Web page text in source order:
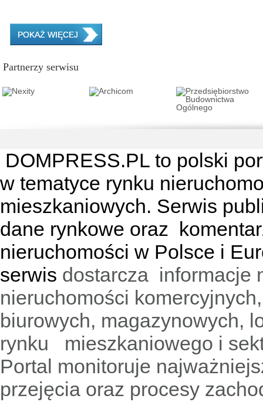
POKAŻ WIĘCEJ
Partnerzy serwisu
DOMPRESS.PL to polski
w tematyce rynku
mieszkaniowych. Serwis
dane rynkowe oraz
nieruchomości w Polsce i
serwis dostarcza informacje
nieruchomości
biurowych, magazynowych,
rynku mieszkaniowego i
Portal monitoruje
przejęcia oraz procesy